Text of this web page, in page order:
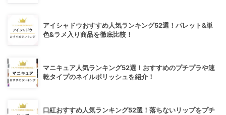
アイシャドウおすすめ人気ランキング52選！パレット&単
色&ラメ入り商品を徹底比較！
マニキュア人気ランキング52選！おすすめのプチプラや速
乾タイプのネイルポリッシュを紹介！
口紅おすすめ人気ランキング52選！落ちないリップをプチ